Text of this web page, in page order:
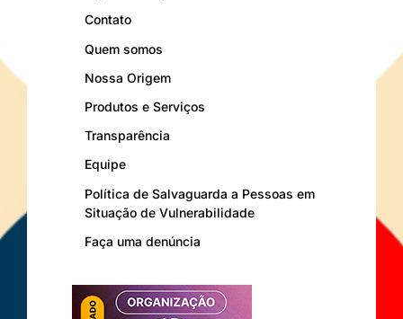
Contato
Quem somos
Nossa Origem
Produtos e Serviços
Transparência
Equipe
Política de Salvaguarda a Pessoas em
Situação de Vulnerabilidade
Faça uma denúncia